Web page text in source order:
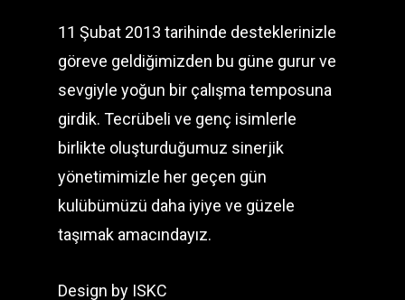
11 Şubat 2013 tarihinde desteklerinizle
göreve geldiğimizden bu güne gurur ve
sevgiyle yoğun bir çalışma temposuna
girdik. Tecrübeli ve genç isimlerle
birlikte oluşturduğumuz sinerjik
yönetimimizle her geçen gün
kulübümüzü daha iyiye ve güzele
taşımak amacındayız.
Design by ISKC